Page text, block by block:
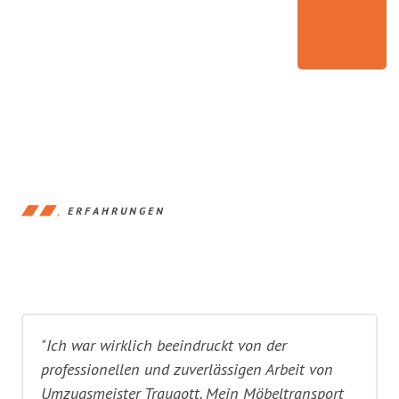
ERFAHRUNGEN
"Ich war wirklich beeindruckt von der
professionellen und zuverlässigen Arbeit von
Umzugsmeister Traugott. Mein Möbeltransport